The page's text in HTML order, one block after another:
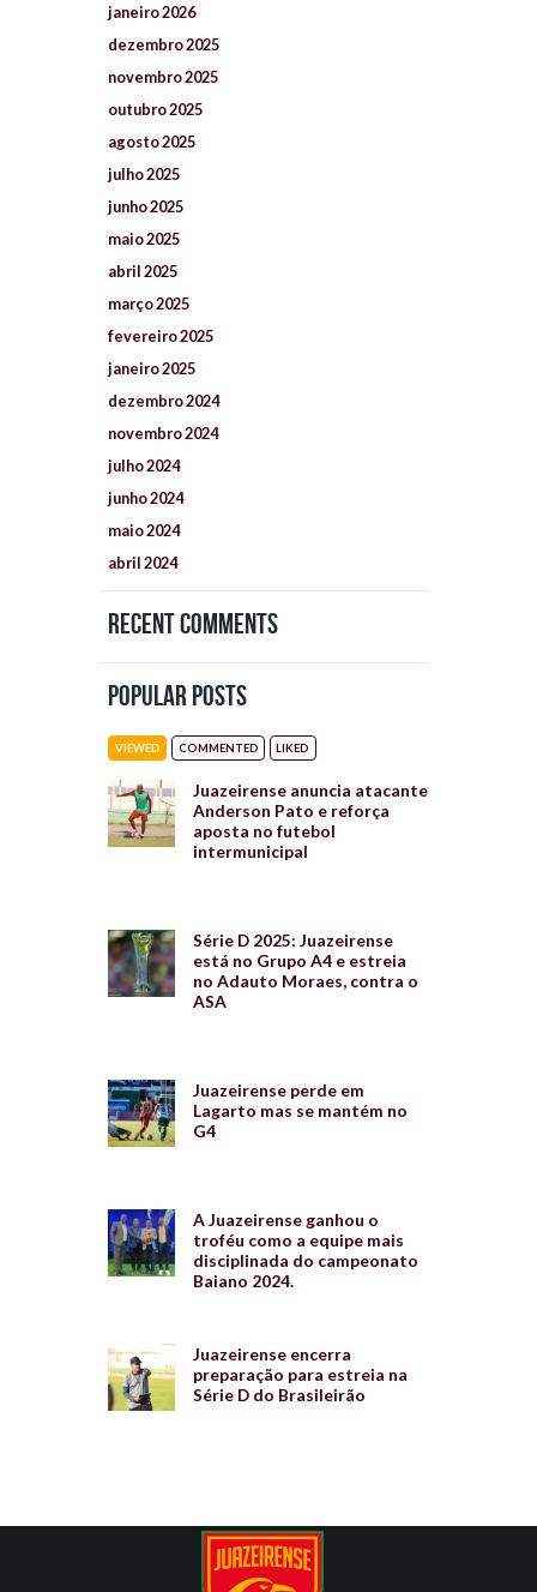
janeiro2026
dezembro2025
novembro2025
outubro2025
agosto2025
julho2025
junho2025
maio2025
abril2025
março2025
fevereiro2025
janeiro2025
dezembro2024
novembro2024
julho2024
junho2024
maio2024
abril2024
Recent Comments
Popular Posts
VIEWED COMMENTED LIKED
Juazeirense anuncia atacante
Anderson Pato e reforça
aposta no futebol
intermunicipal
Série D 2025: Juazeirense
está no Grupo A4 e estreia
no Adauto Moraes, contra o
ASA
Juazeirense perde em
Lagarto mas se mantém no
G4
A Juazeirense ganhou o
troféu como a equipe mais
disciplinada do campeonato
Baiano 2024.
Juazeirense encerra
preparação para estreia na
Série D do Brasileirão